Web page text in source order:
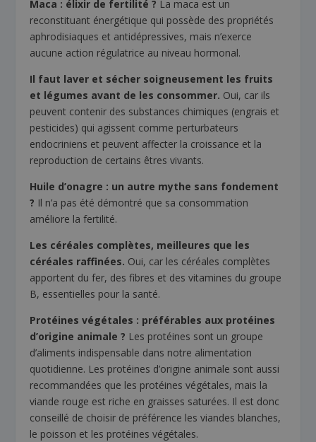
Maca : élixir de fertilité ? La maca est un
reconstituant énergétique qui possède des propriétés
aphrodisiaques et antidépressives, mais n’exerce
aucune action régulatrice au niveau hormonal.
Il faut laver et sécher soigneusement les fruits
et légumes avant de les consommer. Oui, car ils
peuvent contenir des substances chimiques (engrais et
pesticides) qui agissent comme perturbateurs
endocriniens et peuvent affecter la croissance et la
reproduction de certains êtres vivants.
Huile d’onagre : un autre mythe sans fondement
? Il n’a pas été démontré que sa consommation
améliore la fertilité.
Les céréales complètes, meilleures que les
céréales raffinées. Oui, car les céréales complètes
apportent du fer, des fibres et des vitamines du groupe
B, essentielles pour la santé.
Protéines végétales : préférables aux protéines
d’origine animale ? Les protéines sont un groupe
d’aliments indispensable dans notre alimentation
quotidienne. Les protéines d’origine animale sont aussi
recommandées que les protéines végétales, mais la
viande rouge est riche en graisses saturées. Il est donc
conseillé de choisir de préférence les viandes blanches,
le poisson et les protéines végétales.